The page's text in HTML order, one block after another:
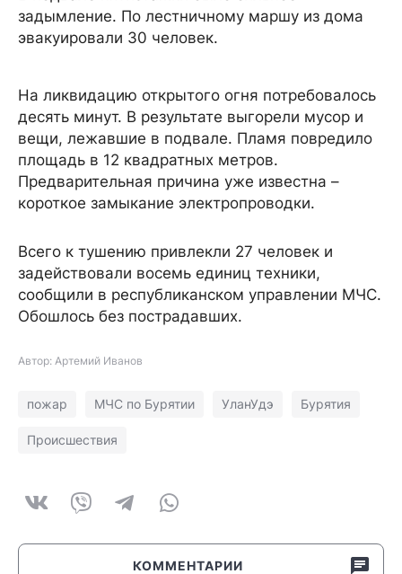
задымление. По лестничному маршу из дома
эвакуировали 30 человек.
На ликвидацию открытого огня потребовалось
десять минут. В результате выгорели мусор и
вещи, лежавшие в подвале. Пламя повредило
площадь в 12 квадратных метров.
Предварительная причина уже известна –
короткое замыкание электропроводки.
Всего к тушению привлекли 27 человек и
задействовали восемь единиц техники,
сообщили в республиканском управлении МЧС.
Обошлось без пострадавших.
Автор: Артемий Иванов
пожар МЧС по Бурятии УланУдэ Бурятия
Происшествия
КОММЕНТАРИИ